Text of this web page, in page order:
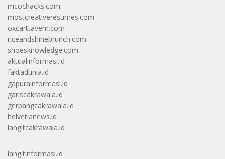
mcochacks.com
mostcreativeresumes.com
oxcarttavern.com
riceandshinebrunch.com
shoesknowledge.com
aktualinformasi.id
faktadunia.id
gapurainformasi.id
gariscakrawala.id
gerbangcakrawala.id
helvetianews.id
langitcakrawala.id
langitinformasi.id